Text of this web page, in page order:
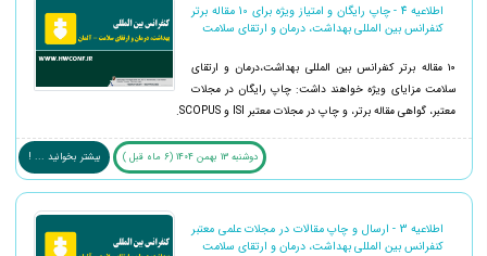
اطلاعیه 4 - چاپ رایگان و امتیاز ویژه برای 10 مقاله برتر
کنفرانس بین المللی بهداشت، درمان و ارتقای سلامت
۱۰ مقاله برتر کنفرانس بین المللی بهداشت،درمان و ارتقای
سلامت مزایای ویژه خواهند داشت: چاپ رایگان در مجلات
معتبر، گواهی مقاله برتر، و چاپ در مجلات معتبر ISI و SCOPUS.
دوشنبه 13 بهمن 1404 (6 ماه قبل ) بیشتر بخوانید ... !
اطلاعیه 3 - ارسال و چاپ مقالات در مجلات علمی معتبر
کنفرانس بین المللی بهداشت، درمان و ارتقای سلامت